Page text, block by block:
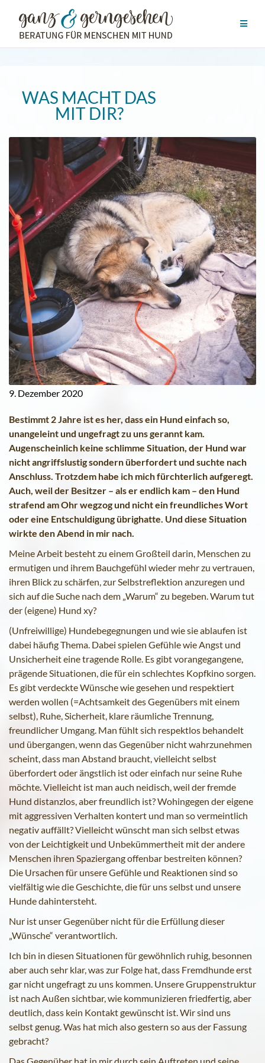
Inhalt
springen
WAS MACHT DAS
MIT DIR?
9. Dezember 2020
Bestimmt 2 Jahre ist es her, dass ein Hund einfach so,
unangeleint und ungefragt zu uns gerannt kam.
Augenscheinlich keine schlimme Situation, der Hund war
nicht angriffslustig sondern überfordert und suchte nach
Anschluss. Trotzdem habe ich mich fürchterlich aufgeregt.
Auch, weil der Besitzer – als er endlich kam – den Hund
strafend am Ohr wegzog und nicht ein freundliches Wort
oder eine Entschuldigung übrighatte. Und diese Situation
wirkte den Abend in mir nach.
Meine Arbeit besteht zu einem Großteil darin, Menschen zu
ermutigen und ihrem Bauchgefühl wieder mehr zu vertrauen,
ihren Blick zu schärfen, zur Selbstreflektion anzuregen und
sich auf die Suche nach dem „Warum“ zu begeben. Warum tut
der (eigene) Hund xy?
(Unfreiwillige) Hundebegegnungen und wie sie ablaufen ist
dabei häufig Thema. Dabei spielen Gefühle wie Angst und
Unsicherheit eine tragende Rolle. Es gibt vorangegangene,
prägende Situationen, die für ein schlechtes Kopfkino sorgen.
Es gibt verdeckte Wünsche wie gesehen und respektiert
werden wollen (=Achtsamkeit des Gegenübers mit einem
selbst), Ruhe, Sicherheit, klare räumliche Trennung,
freundlicher Umgang. Man fühlt sich respektlos behandelt
und übergangen, wenn das Gegenüber nicht wahrzunehmen
scheint, dass man Abstand braucht, vielleicht selbst
überfordert oder ängstlich ist oder einfach nur seine Ruhe
möchte. Vielleicht ist man auch neidisch, weil der fremde
Hund distanzlos, aber freundlich ist? Wohingegen der eigene
mit aggressiven Verhalten kontert und man so vermeintlich
negativ auffällt? Vielleicht wünscht man sich selbst etwas
von der Leichtigkeit und Unbekümmertheit mit der andere
Menschen ihren Spaziergang offenbar bestreiten können?
Die Ursachen für unsere Gefühle und Reaktionen sind so
vielfältig wie die Geschichte, die für uns selbst und unsere
Hunde dahintersteht.
Nur ist unser Gegenüber nicht für die Erfüllung dieser
„Wünsche“ verantwortlich.
Ich bin in diesen Situationen für gewöhnlich ruhig, besonnen
aber auch sehr klar, was zur Folge hat, dass Fremdhunde erst
gar nicht ungefragt zu uns kommen. Unsere Gruppenstruktur
ist nach Außen sichtbar, wie kommunizieren friedfertig, aber
deutlich, dass kein Kontakt gewünscht ist. Wir sind uns
selbst genug. Was hat mich also gestern so aus der Fassung
gebracht?